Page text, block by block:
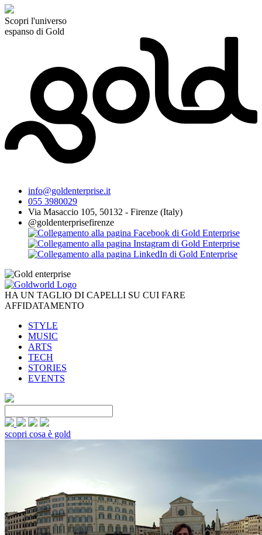
Scopri l'universo
espanso di Gold
info@goldenterprise.it
055 3980029
Via Masaccio 105, 50132 - Firenze (Italy)
@goldenterprisefirenze
HA UN TAGLIO DI CAPELLI SU CUI FARE
AFFIDATAMENTO
STYLE
MUSIC
ARTS
TECH
STORIES
EVENTS
scopri cosa è gold